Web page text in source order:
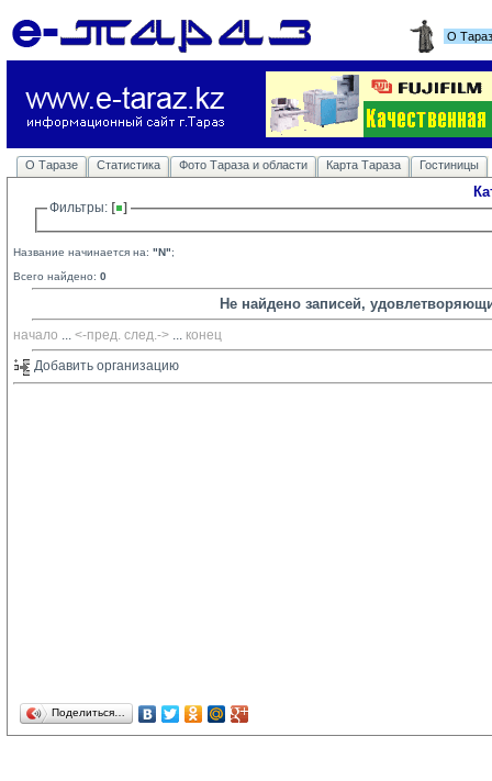
О
О Таразе Статистика Фото Тараза и области Карта Тараза Гостиницы
Фильтры:
Название начинается на: "N";
Всего найдено: 0
Не найдено записей,
начало ... <-пред. след.-> ... конец
Добавить организацию
Поделиться…